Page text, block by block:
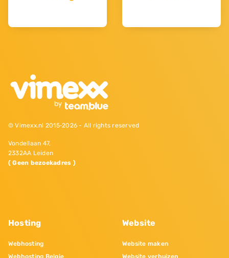
© Vimexx.nl 2015‐2026 - All rights reserved
Vondellaan 47,
2332AA Leiden
( Geen bezoekadres )
Hosting
Webhosting
Webhosting Belgie
Website
Website maken
Website verhuizen